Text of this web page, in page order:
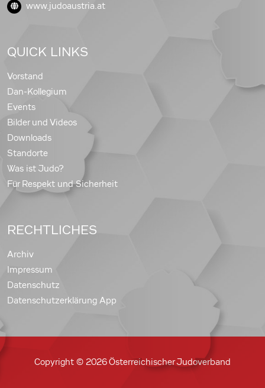
www.judoaustria.at
QUICK LINKS
Vorstand
Dan-Kollegium
Events
Bilder und Videos
Downloads
Standorte
Was ist Judo?
Für Respekt und Sicherheit
RECHTLICHES
Archiv
Impressum
Datenschutz
Datenschutzerklärung App
Copyright © 2026 Österreichischer Judoverband